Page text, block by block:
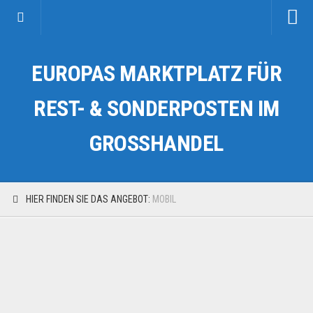
Kategorien
Auto & Motorrad
Fahrzeuge & Transport
EUROPAS MARKTPLATZ FÜR
REST- & SONDERPOSTEN IM
GROSSHANDEL
HIER FINDEN SIE DAS ANGEBOT: MOBIL